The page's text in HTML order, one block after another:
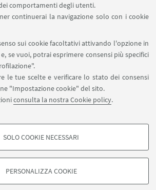
comportamenti degli utenti.
continuerai la navigazione solo con i cookie
sui cookie facoltativi attivando l'opzione in
se vuoi, potrai esprimere consensi più specifici
le tue scelte e verificare lo stato dei consensi
"Impostazione cookie" del sito.
consulta la nostra Cookie policy.
- FACOLTATIVI
in base al loro comportamento sul sito, per analisi
SOLO COOKIE NECESSARI
PERSONALIZZA COOKIE
546Kb ]
Seguici su:
ALMA MATER STUDIORUM - Università di